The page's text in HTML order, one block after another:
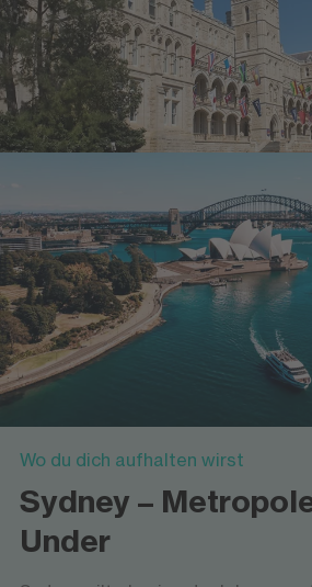
Wo du dich aufhalten wirst
Sydney –
Under